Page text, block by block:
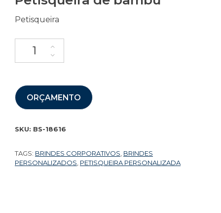
Petisqueira
ORÇAMENTO
SKU: BS-18616
TAGS: BRINDES CORPORATIVOS BRINDES
PERSONALIZADOS PETISQUEIRA PERSONALIZADA